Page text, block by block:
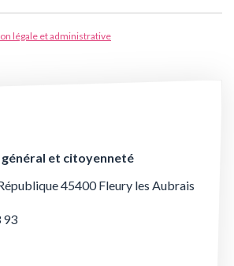
légale et administrative
général et citoyenneté
45400 Fleury les Aubrais
93